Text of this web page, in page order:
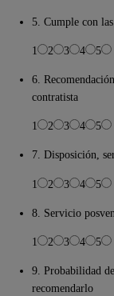
5. Cumple con
1 2 3 4 5
6.
contratista
1 2 3 4 5
7. Disposición,
1 2 3 4 5
8. Servicio
1 2 3 4 5
9. Probabilidad
recomendarlo